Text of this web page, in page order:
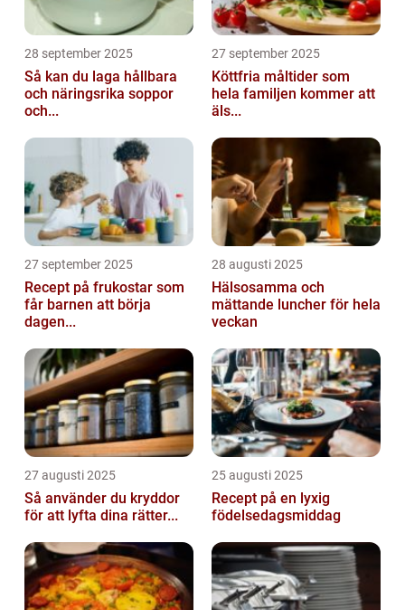
28 september 2025
Så kan du laga hållbara
och näringsrika soppor
och...
27 september 2025
Köttfria måltider som
hela familjen kommer att
äls...
27 september 2025
Recept på frukostar som
får barnen att börja
dagen...
28 augusti 2025
Hälsosamma och
mättande luncher för hela
veckan
27 augusti 2025
Så använder du kryddor
för att lyfta dina rätter...
25 augusti 2025
Recept på en lyxig
födelsedagsmiddag